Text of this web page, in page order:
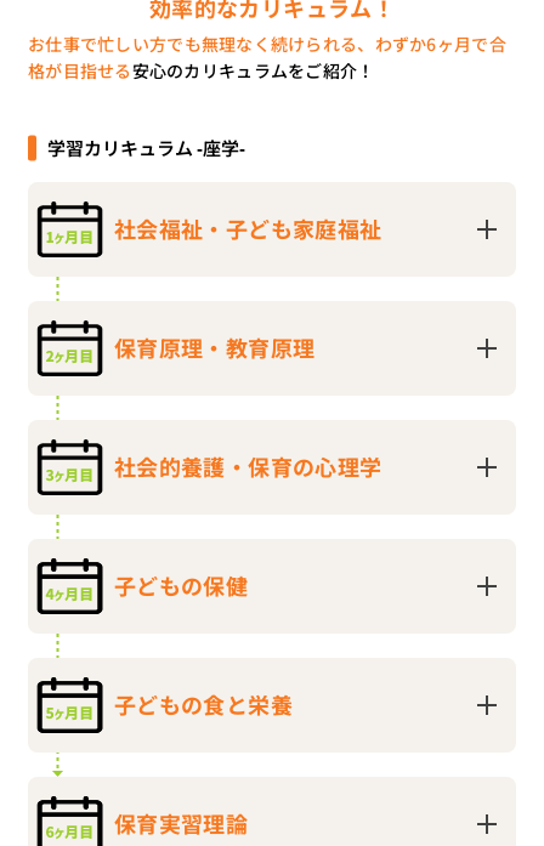
効率的なカリキュラム！
お仕事で忙しい方でも無理なく続けられる、わずか6ヶ月で合
格が目指せる安心のカリキュラムをご紹介！
学習カリキュラム -座学-
社会福祉・子ども家庭福祉
保育原理・教育原理
社会的養護・保育の心理学
子どもの保健
子どもの食と栄養
保育実習理論